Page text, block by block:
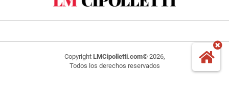
Copyright LMCipolletti.com© 2026,
Todos los derechos reservados